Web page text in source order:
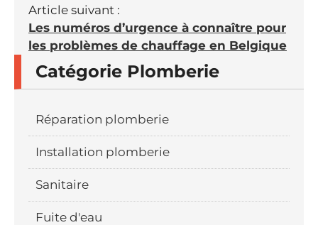
Article suivant :
Les numéros d’urgence à connaître pour
les problèmes de chauffage en Belgique
Catégorie Plomberie
Réparation plomberie
Installation plomberie
Sanitaire
Fuite d'eau